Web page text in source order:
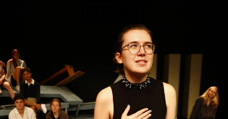
Spielplan
Vorstellungen
Festivals
Wild & Schön Festival